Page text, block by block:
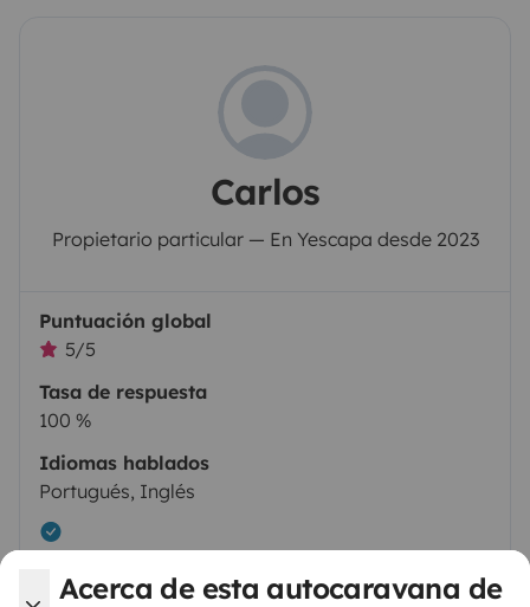
Acerca de esta autocaravana de
Carlos
Propietario particular — En Yescapa desde 2023
Puntuación global
5/5
Tasa de respuesta
100 %
Idiomas hablados
Portugués, Inglés
Perfil certificado